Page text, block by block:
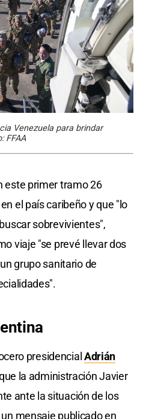
Venezuela para brindar
FFAA
este primer tramo 26
el país caribeño y que "lo
sobrevivientes",
viaje "se prevé llevar dos
grupo sanitario de
presidencialAdrián
la administración Javier
ante la situación de los
mensaje publicado en